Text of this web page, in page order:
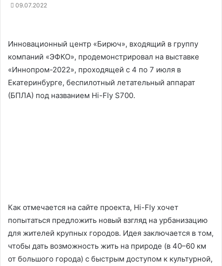
09.07.2022
Инновационный центр «Бирюч», входящий в группу
компаний «ЭФКО», продемонстрировал на выставке
«Иннопром-2022», проходящей с 4 по 7 июля в
Екатеринбурге, беспилотный летательный аппарат
(БПЛА) под названием Hi-Fly S700.
Как отмечается на сайте проекта, Hi-Fly хочет
попытаться предложить новый взгляд на урбанизацию
для жителей крупных городов. Идея заключается в том,
чтобы дать возможность жить на природе (в 40–60 км
от большого города) с быстрым доступом к культурной,